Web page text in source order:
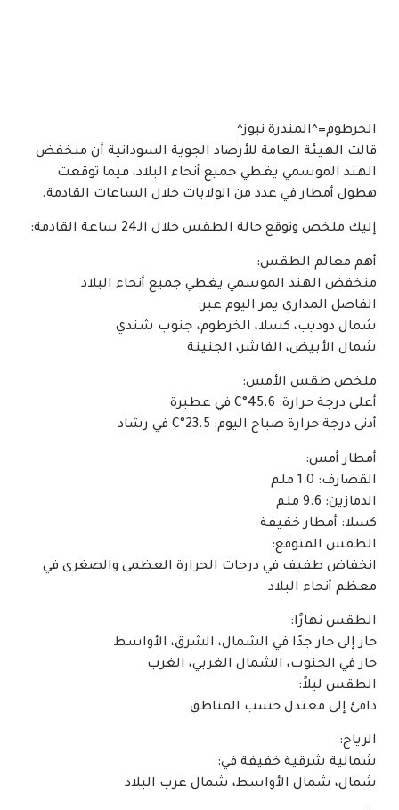
الخرطوم=^المندرة نيوز^
قالت الهيئة العامة للأرصاد الجوية السودانية أن منخفض
الهند الموسمي يغطي جميع أنحاء البلاد، فيما توقعت
هطول أمطار في عدد من الولايات خلال الساعات القادمة.
إليك ملخص وتوقع حالة الطقس خلال الـ24 ساعة القادمة:
أهم معالم الطقس:
منخفض الهند الموسمي يغطي جميع أنحاء البلاد
الفاصل المداري يمر اليوم عبر:
شمال دوديب، كسلا، الخرطوم، جنوب شندي
شمال الأبيض، الفاشر، الجنينة
ملخص طقس الأمس:
أعلى درجة حرارة: 45.6°C في عطبرة
أدنى درجة حرارة صباح اليوم: 23.5°C في رشاد
أمطار أمس:
القضارف: 1.0 ملم
الدمازين: 9.6 ملم
كسلا: أمطار خفيفة
الطقس المتوقع:
انخفاض طفيف في درجات الحرارة العظمى والصغرى في
معظم أنحاء البلاد
الطقس نهارًا:
حار إلى حار جدًا في الشمال، الشرق، الأواسط
حار في الجنوب، الشمال الغربي، الغرب
الطقس ليلاً:
دافئ إلى معتدل حسب المناطق
الرياح:
شمالية شرقية خفيفة في:
شمال، شمال الأواسط، شمال غرب البلاد